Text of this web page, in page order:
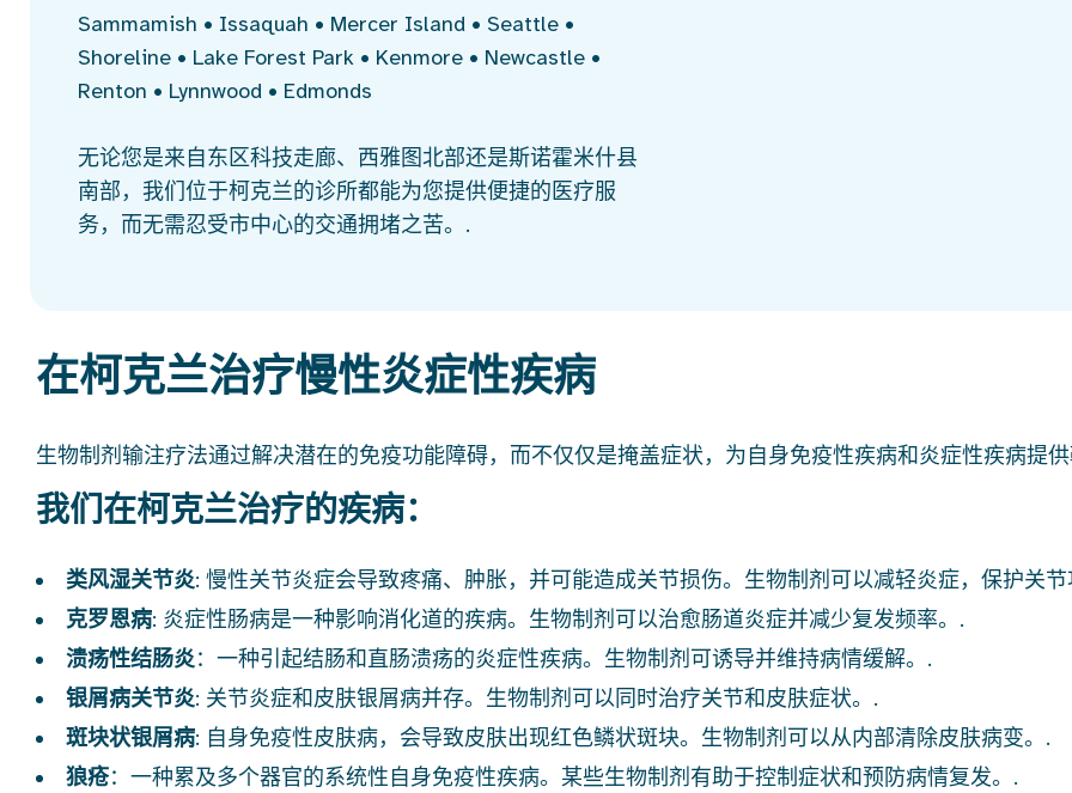
Sammamish • Issaquah • Mercer Island • Seattle •
Shoreline • Lake Forest Park • Kenmore • Newcastle •
Renton • Lynnwood • Edmonds
无论您是来自东区科技走廊、西雅图北部还是斯诺霍米什县
南部，我们位于柯克兰的诊所都能为您提供便捷的医疗服
务，而无需忍受市中心的交通拥堵之苦。.
在柯克兰治疗慢性炎症性疾病
生物制剂输注疗法通过解决潜在的免疫功能障碍，而不仅仅是掩盖症状，为自身免疫性疾病和炎症性疾病提
我们在柯克兰治疗的疾病：
类风湿关节炎: 慢性关节炎症会导致疼痛、肿胀，并可能造成关节损伤。生物制剂可以减轻炎症，保护关节
克罗恩病: 炎症性肠病是一种影响消化道的疾病。生物制剂可以治愈肠道炎症并减少复发频率。.
溃疡性结肠炎：一种引起结肠和直肠溃疡的炎症性疾病。生物制剂可诱导并维持病情缓解。.
银屑病关节炎: 关节炎症和皮肤银屑病并存。生物制剂可以同时治疗关节和皮肤症状。.
斑块状银屑病: 自身免疫性皮肤病，会导致皮肤出现红色鳞状斑块。生物制剂可以从内部清除皮肤病变。.
狼疮：一种累及多个器官的系统性自身免疫性疾病。某些生物制剂有助于控制症状和预防病情复发。.